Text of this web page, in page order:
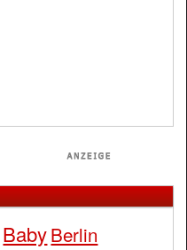
BabyBerlin